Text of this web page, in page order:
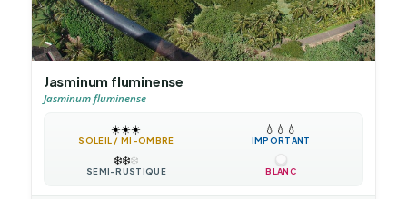
Jasminum fluminense
Jasminum fluminense
☀️☀️☀️
SOLEIL / MI-OMBRE
💧 💧 💧
IMPORTANT
❄️❄️❄️
SEMI-RUSTIQUE BLANC